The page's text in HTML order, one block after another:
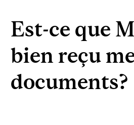
Est-ce que
bien reçu
documents?